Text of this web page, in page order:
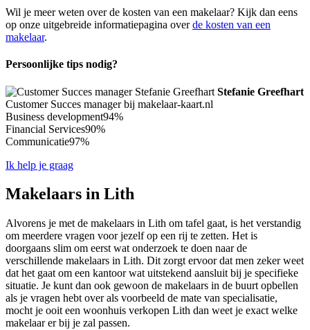
Wil je meer weten over de kosten van een makelaar? Kijk dan eens
op onze uitgebreide informatiepagina overde kosten van een
makelaar.
Persoonlijke tips nodig?
Stefanie Greefhart
Customer Succes manager bij makelaar-kaart.nl
Business development94%
Financial Services90%
Communicatie97%
Ik help je graag
Makelaars in Lith
Alvorens je met de makelaars in Lith om tafel gaat, is het verstandig
om meerdere vragen voor jezelf op een rij te zetten. Het is
doorgaans slim om eerst wat onderzoek te doen naar de
verschillende makelaars in Lith. Dit zorgt ervoor dat men zeker weet
dat het gaat om een kantoor wat uitstekend aansluit bij je specifieke
situatie. Je kunt dan ook gewoon de makelaars in de buurt opbellen
als je vragen hebt over als voorbeeld de mate van specialisatie,
mocht je ooit een woonhuis verkopen Lith dan weet je exact welke
makelaar er bij je zal passen.